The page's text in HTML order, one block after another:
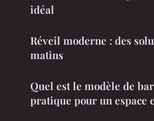
idéal
Réveil moderne : des
matins
Quel est le modèle de
pratique pour un espace